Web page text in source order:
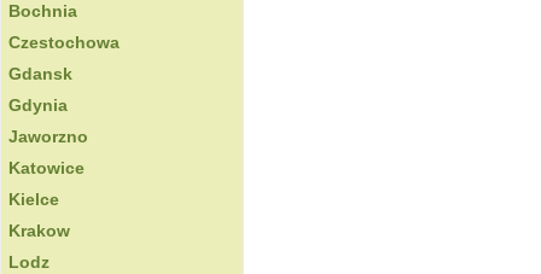
Bochnia
Czestochowa
Gdansk
Gdynia
Jaworzno
Katowice
Kielce
Krakow
Lodz